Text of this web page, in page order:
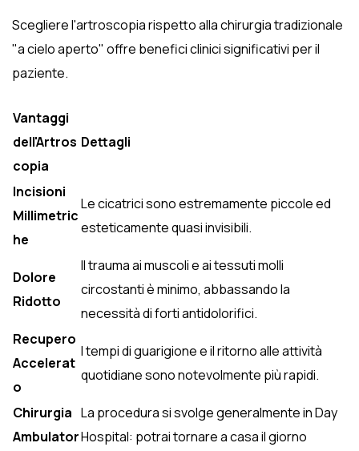
Scegliere l'artroscopia rispetto alla chirurgia tradizionale
"a cielo aperto" offre benefici clinici significativi per il
paziente.
Vantaggi
dell'Artros
copia
Dettagli
Incisioni
Millimetric
he
Le cicatrici sono estremamente piccole ed
esteticamente quasi invisibili.
Dolore
Ridotto
Il trauma ai muscoli e ai tessuti molli
circostanti è minimo, abbassando la
necessità di forti antidolorifici.
Recupero
Accelerat
o
I tempi di guarigione e il ritorno alle attività
quotidiane sono notevolmente più rapidi.
Chirurgia
Ambulator
La procedura si svolge generalmente in Day
Hospital: potrai tornare a casa il giorno